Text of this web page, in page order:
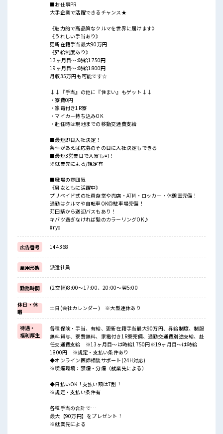
■お仕事PR
大手企業で活躍できるチャンス★
《魅力的で高品質なクルマを世界に届けます》
《うれしい手当あり》
更新在籍手当最大90万円
《昇給制度あり》
13ヶ月目～:時給1750円
19ヶ月目～:時給1800円
月収35万円も可能です☆
↓↓『手当』の他に『住まい』もゲット↓↓
・寮費0円
・家電付き1R寮
・マイカー持ち込みOK
・赴任時は現地までの移動交通費支給
■最短即日入社決定！
条件があえば応募のその日に入社決定もできる
■最短3営業日で入寮も可！
※就業先による/規定有
■職場の雰囲気
《男女ともに活躍中》
プリペイド式の社員食堂や売店・ATM・ロッカー・休憩室完備！
通勤はクルマや自転車OK◎駐車場完備！
苅田駅から送迎バスもあり！
キバツ過ぎなければ髪のカラーリングOK♪
#ryo
広告番号 144368
雇用形態 派遣社員
勤務時間 (2交替)8:00～17:00、20:00～翌5:00
休日・休
暇
土日(会社カレンダー) ※大型連休あり
待遇・
福利厚生
各種保険・手当、有給、更新在籍手当最大90万円、昇給制度、制服
無料貸与、寮費無料、家電付き1R寮完備、通勤交通費別途支給、赴
任交通費支給 ※13ヶ月目～は時給1750円※19ヶ月目～は時給
1800円 ※規定・支払い条件あり
◆オンライン医師相談サポート(24H対応)
※喫煙環境：禁煙・分煙（就業先による）
◆日払いOK！支払い額は7割！
※規定・支払い条件有
各種手当の合計で…
最大【90万円】をプレゼント！
※就業先による